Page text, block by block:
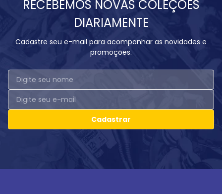
RECEBEMOS NOVAS COLEÇÕES
DIARIAMENTE
Cadastre seu e-mail para acompanhar as novidades e
promoções.
Cadastrar